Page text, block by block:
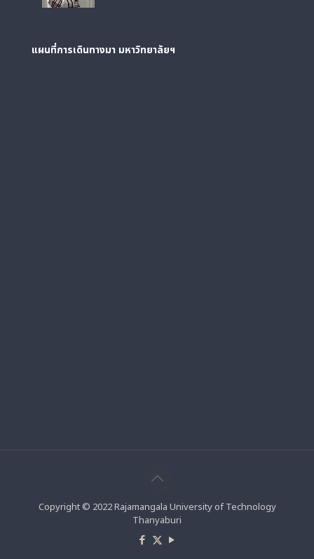
แผนที่การเดินทางมา มหาวิทยาลัยฯ
Copyright © 2022 Rajamangala University of Technology
Thanyaburi